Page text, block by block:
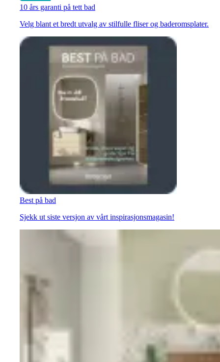
10 års garanti på tett bad
Velg blant et bredt utvalg av stilfulle fliser og baderomsplater.
Best på bad
Sjekk ut siste versjon av vårt inspirasjonsmagasin!